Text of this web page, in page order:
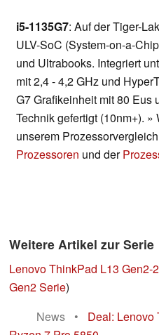
i5-1135G7: Auf der Tiger-
ULV-SoC (System-on-a-
und Ultrabooks. Integriert
mit 2,4 - 4,2 GHz und
G7 Grafikeinheit mit 80 Eus
Technik gefertigt (10nm+).
unserem Prozessorvergleich
Prozessoren und der
Weitere Artikel zur Serie
Lenovo ThinkPad L13 Gen2-
Gen2 Serie)
News
•
Deal: Lenovo